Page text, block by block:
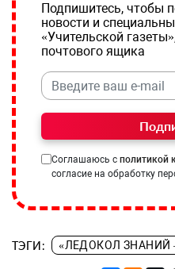
Подпишитесь, чтобы
новости и
«Учительской
почтового ящика
Соглашаюсь с политикой
согласие на обработку
ТЭГИ: «ЛЕДОКОЛ ЗНАНИЙ